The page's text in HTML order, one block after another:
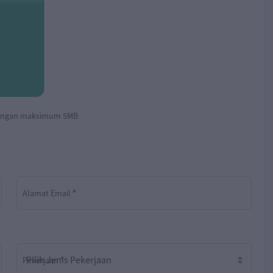
maksimum 5MB
Alamat Email
Pekerjaan